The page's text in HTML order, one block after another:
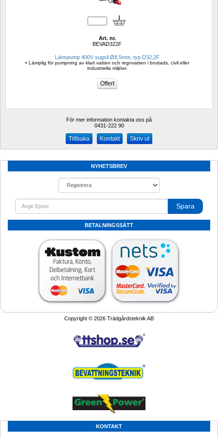
Art. nr.
BEVAD322F
Länspump 400V sugsil Ø8,5mm, typ D32,2F
• Lämplig för pumpning av klart vatten och regnvatten i bostads, civil eller
industriella miljöer.
För mer information kontakta oss på
0431-222 90
Kontakt Skriv ut
NYHETSBREV
Spara
BETALNINGSSÄTT
Copyright © 2026 Trädgårdsteknik AB
KONTAKT